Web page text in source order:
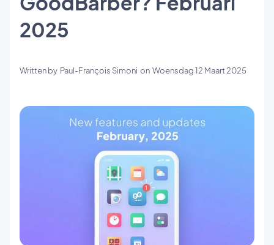
2025
Written by Paul-François Simoni on Woensdag 12 Maart 2025